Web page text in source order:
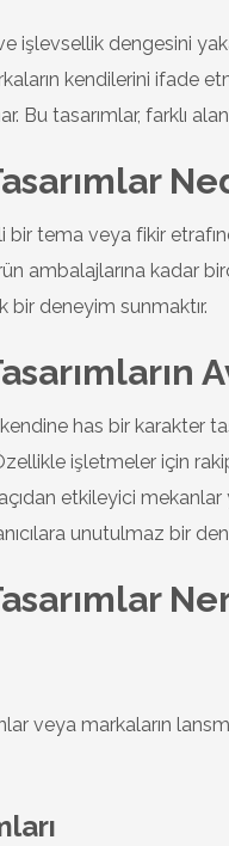
işlevsellik dengesini
kendilerini ifade
Bu tasarımlar, farklı
tema veya fikir
ambalajlarına kadar
bir deneyim sunmaktır.
has bir karakter
işletmeler için
etkileyici mekanlar
unutulmaz bir
veya markaların